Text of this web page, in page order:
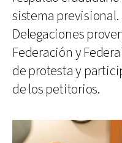
sistema previsional.
Delegaciones
Federación y
de protesta y
de los petitorios.